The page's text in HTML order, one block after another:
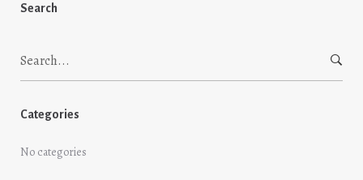
Search
for:
Categories
No categories